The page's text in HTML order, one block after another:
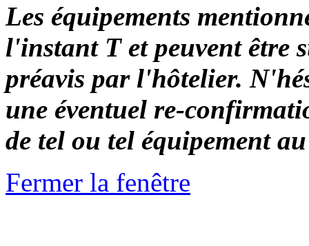
Les équipements
l'instant T et peuvent être
préavis par l'hôtelier.
une éventuel re-
de tel ou tel équipement
Fermer la fenêtre